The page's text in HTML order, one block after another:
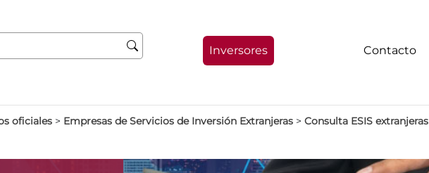
Inversores Contacto
oficiales > Empresas de Servicios de Inversión Extranjeras > Consulta ESIS extranjeras